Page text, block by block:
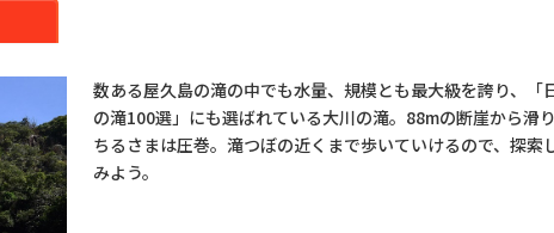
数ある屋久島の滝の中でも水量、規模とも最大級を誇り、「
の滝100選」にも選ばれている大川の滝。88mの断崖から滑
ちるさまは圧巻。滝つぼの近くまで歩いていけるので、探索
みよう。